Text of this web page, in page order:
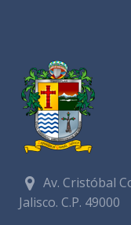
Av. Cristóbal
Jalisco. C.P. 49000